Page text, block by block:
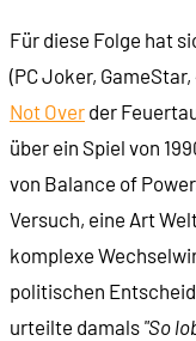
Für diese Folge hat
(PC Joker,
Not Over der
über ein Spiel von
von Balance of
Versuch, eine Art
komplexe
politischen
urteilte damals "So